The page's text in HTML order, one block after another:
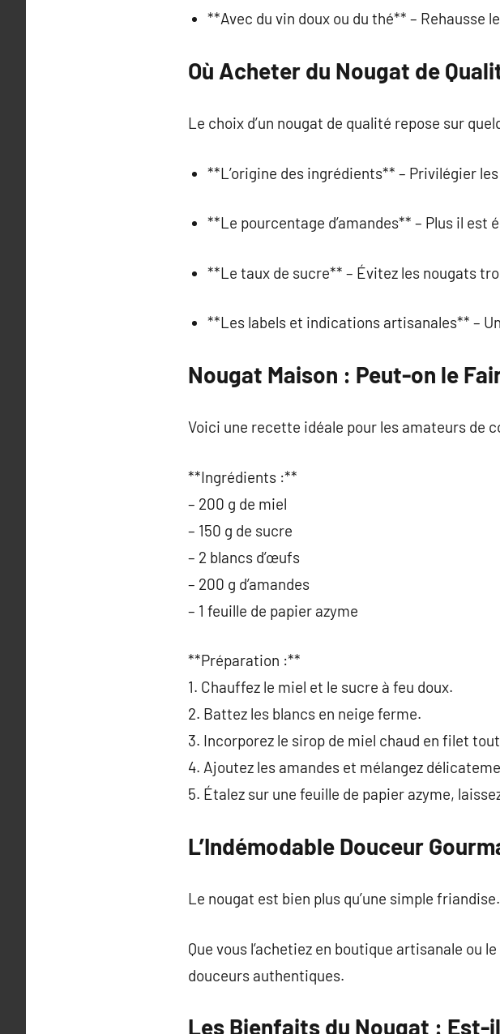
**Avec du vin doux ou du thé** – Rehausse
Où Acheter du Nougat de
Le choix d’un nougat de qualité repose sur
**L’origine des ingrédients** – Privilégier
**Le pourcentage d’amandes** – Plus il est
**Le taux de sucre** – Évitez les nougats
**Les labels et indications artisanales** –
Nougat Maison : Peut-on le
Voici une recette idéale pour les amateurs de
**Ingrédients :**
– 200 g de miel
– 150 g de sucre
– 2 blancs d’œufs
– 200 g d’amandes
– 1 feuille de papier azyme
**Préparation :**
1. Chauffez le miel et le sucre à feu doux.
2. Battez les blancs en neige ferme.
3. Incorporez le sirop de miel chaud en filet
4. Ajoutez les amandes et mélangez
5. Étalez sur une feuille de papier azyme,
L’Indémodable Douceur
Le nougat est bien plus qu’une simple friandise.
Que vous l’achetiez en boutique artisanale ou
douceurs authentiques.
Les Bienfaits du Nougat : Est-